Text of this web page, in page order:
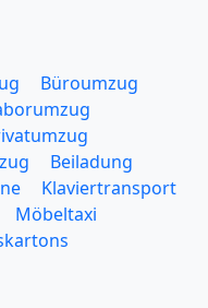
Büroumzug
Beiladung
Klaviertransport
Möbeltaxi